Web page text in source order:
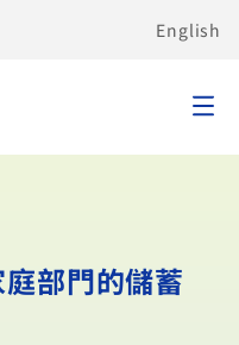
English
部門的儲蓄